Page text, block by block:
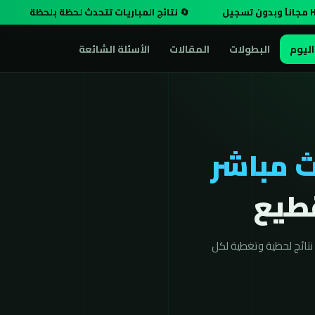
🔄 نتائج المباريات تتحدث لحظة بلحظة
البطولات المقالات الأسئلة الشائعة
مباشر
لحظية وتغطية لكل